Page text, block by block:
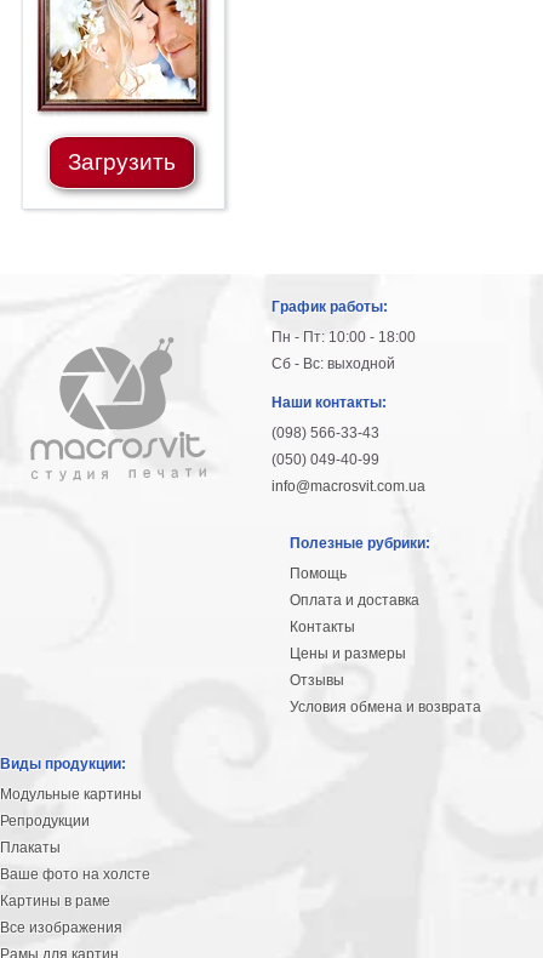
Загрузить
График работы:
Пн - Пт: 10:00 - 18:00
Сб - Вс: выходной
Наши контакты:
(098) 566-33-43
(050) 049-40-99
info@macrosvit.com.ua
Полезные рубрики:
Помощь
Оплата и доставка
Контакты
Цены и размеры
Отзывы
Условия обмена и возврата
Виды продукции:
Модульные картины
Репродукции
Плакаты
Ваше фото на холсте
Картины в раме
Все изображения
Рамы для картин